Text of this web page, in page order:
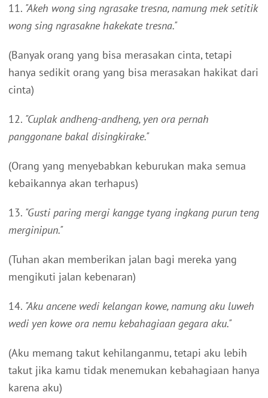
11. "Akeh wong sing ngrasake tresna, namung mek setitik
wong sing ngrasakne hakekate tresna."
(Banyak orang yang bisa merasakan cinta, tetapi
hanya sedikit orang yang bisa merasakan hakikat dari
cinta)
12. "Cuplak andheng-andheng, yen ora pernah
panggonane bakal disingkirake."
(Orang yang menyebabkan keburukan maka semua
kebaikannya akan terhapus)
13. "Gusti paring mergi kangge tyang ingkang purun teng
merginipun."
(Tuhan akan memberikan jalan bagi mereka yang
mengikuti jalan kebenaran)
14. "Aku ancene wedi kelangan kowe, namung aku luweh
wedi yen kowe ora nemu kebahagiaan gegara aku."
(Aku memang takut kehilanganmu, tetapi aku lebih
takut jika kamu tidak menemukan kebahagiaan hanya
karena aku)